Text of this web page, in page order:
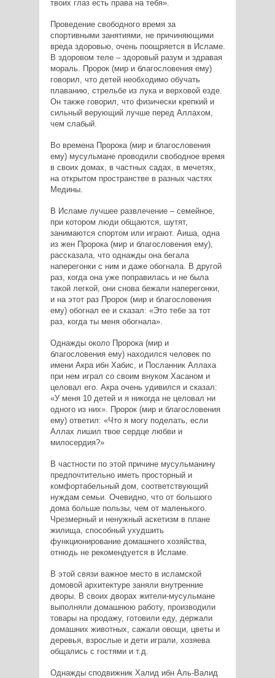
твоих глаз есть права на тебя».
Проведение свободного время за
спортивными занятиями, не причиняющими
вреда здоровью, очень поощряется в Исламе.
В здоровом теле – здоровый разум и здравая
мораль. Пророк (мир и благословения ему)
говорил, что детей необходимо обучать
плаванию, стрельбе из лука и верховой езде.
Он также говорил, что физически крепкий и
сильный верующий лучше перед Аллахом,
чем слабый.
Во времена Пророка (мир и благословения
ему) мусульмане проводили свободное время
в своих домах, в частных садах, в мечетях,
на открытом пространстве в разных частях
Медины.
В Исламе лучшее развлечение – семейное,
при котором люди общаются, шутят,
занимаются спортом или играют. Аиша, одна
из жен Пророка (мир и благословения ему),
рассказала, что однажды она бегала
наперегонки с ним и даже обогнала. В другой
раз, когда она уже поправилась и не была
такой легкой, они снова бежали наперегонки,
и на этот раз Пророк (мир и благословения
ему) обогнал ее и сказал: «Это тебе за тот
раз, когда ты меня обогнала».
Однажды около Пророка (мир и
благословения ему) находился человек по
имени Акра ибн Хабис, и Посланник Аллаха
при нем играл со своим внуком Хасаном и
целовал его. Акра очень удивился и сказал:
«У меня 10 детей и я никогда не целовал ни
одного из них». Пророк (мир и благословения
ему) ответил: «Что я могу поделать, если
Аллах лишил твое сердце любви и
милосердия?»
В частности по этой причине мусульманину
предпочтительно иметь просторный и
комфортабельный дом, соответствующий
нуждам семьи. Очевидно, что от большого
дома больше пользы, чем от маленького.
Чрезмерный и ненужный аскетизм в плане
жилища, способный ухудшить
функционирование домашнего хозяйства,
отнюдь не рекомендуется в Исламе.
В этой связи важное место в исламской
домовой архитектуре заняли внутренние
дворы. В своих дворах жители-мусульмане
выполняли домашнюю работу, производили
товары на продажу, готовили еду, держали
домашних животных, сажали овощи, цветы и
деревья, взрослые и дети играли, хозяева
общались с гостями и т.д.
Однажды сподвижник Халид ибн Аль-Валид